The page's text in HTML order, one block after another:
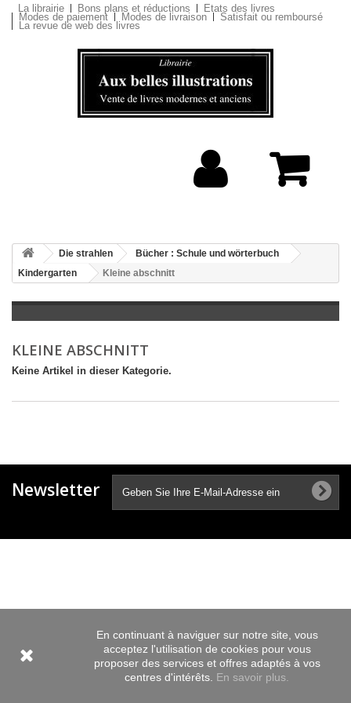
La librairie Bons plans et réductions Etats des livres
Modes de paiement Modes de livraison Satisfait ou remboursé
La revue de web des livres
Die strahlen
Bücher : Schule und wörterbuch
Kindergarten
Kleine abschnitt
KLEINE ABSCHNITT
Keine Artikel in dieser Kategorie.
Newsletter
En continuant à naviguer sur notre site, vous
acceptez l'utilisation de cookies pour vous
proposer des services et offres adaptés à vos
centres d'intérêts. En savoir plus.